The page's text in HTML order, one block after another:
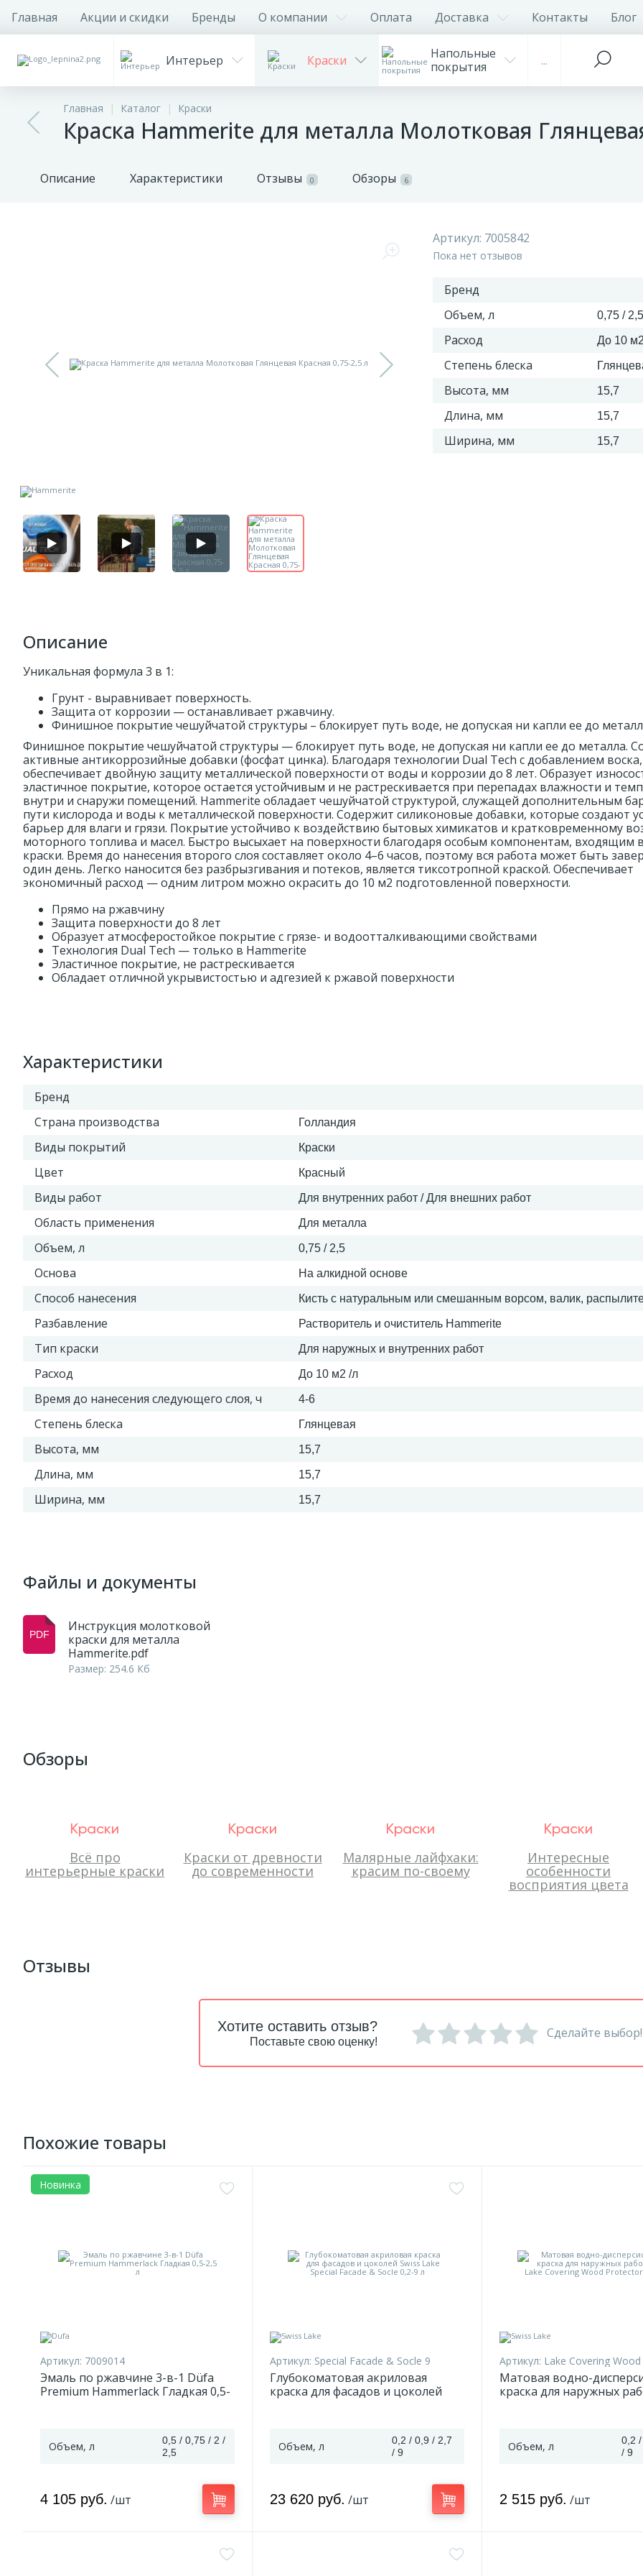
Главная Акции и скидки Бренды О компании Оплата Доставка Контакты Блог
Интерьер Краски
Напольные
покрытия
...
Главная Каталог Краски
Краска Hammerite для металла Молотковая
Описание Характеристики Отзывы 0 Обзоры 6
Артикул: 7005842
Пока нет отзывов
Бренд
Объем, л
0,75 / 2,5
Расход До 10
Степень блеска
Высота, мм 15,7
Длина, мм 15,7
Ширина, мм 15,7
Описание
Уникальная формула 3 в 1:
Грунт - выравнивает поверхность.
Защита от коррозии — останавливает ржавчину.
Финишное покрытие чешуйчатой структуры – блокирует путь воде, не допуская ни капли ее до
Финишное покрытие чешуйчатой структуры — блокирует путь воде, не допуская ни капли ее до металла.
активные антикоррозийные добавки (фосфат цинка). Благодаря технологии Dual Tech c добавлением
обеспечивает двойную защиту металлической поверхности от воды и коррозии до 8 лет. Образует
эластичное покрытие, которое остается устойчивым и не растрескивается при перепадах влажности и
внутри и снаружи помещений. Hammerite обладает чешуйчатой структурой, служащей дополнительным
пути кислорода и воды к металлической поверхности. Содержит силиконовые добавки, которые создают
барьер для влаги и грязи. Покрытие устойчиво к воздействию бытовых химикатов и кратковременному
моторного топлива и масел. Быстро высыхает на поверхности благодаря особым компонентам, входящим
краски. Время до нанесения второго слоя составляет около 4–6 часов, поэтому вся работа может быть
один день. Легко наносится без разбрызгивания и потеков, является тиксотропной краской. Обеспечивает
экономичный расход — одним литром можно окрасить до 10 м2 подготовленной поверхности.
Прямо на ржавчину
Защита поверхности до 8 лет
Образует атмосферостойкое покрытие с грязе- и водоотталкивающими свойствами
Технология Dual Tech — только в Hammerite
Эластичное покрытие, не растрескивается
Обладает отличной укрывистостью и адгезией к ржавой поверхности
Характеристики
Бренд
Страна производства
Голландия
Виды покрытий Краски
Цвет Красный
Виды работ Для внутренних работ / Для внешних работ
Область применения Для металла
Объем, л 0,75 / 2,5
Основа На алкидной основе
Способ нанесения Кисть с натуральным или смешанным ворсом, валик,
Разбавление Растворитель и очиститель Hammerite
Тип краски Для наружных и внутренних работ
Расход До 10 м2 /л
Время до нанесения следующего слоя, ч 4-6
Степень блеска Глянцевая
Высота, мм 15,7
Длина, мм 15,7
Ширина, мм 15,7
Файлы и документы
Инструкция молотковой
краски для металла
Hammerite.pdf
Размер: 254.6 Кб
Обзоры
Краски
Всё про
интерьерные краски
Краски
Краски от древности
до современности
Краски
Малярные лайфхаки:
красим по-своему
Краски
Интересные
особенности
восприятия цвета
Отзывы
Хотите оставить отзыв?
Поставьте свою оценку!
Сделайте выбор!
Похожие товары
Новинка
Артикул: 7009014
Эмаль по ржавчине 3-в-1 Düfa
Premium Hammerlack Гладкая 0,5-
Объем, л
0,5 / 0,75 / 2 /
2,5
4 105 руб. /шт
Артикул: Special Faсade & Socle 9
Глубокоматовая акриловая
краска для фасадов и цоколей
Объем, л
0,2 / 0,9 / 2,7
/ 9
23 620 руб. /шт
Артикул: Lake Covering Wood
Матовая водно-
краска для наружных
Объем, л
0,2
/ 9
2 515 руб. /шт